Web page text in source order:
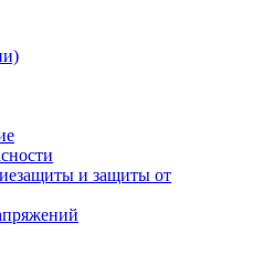
и защиты от